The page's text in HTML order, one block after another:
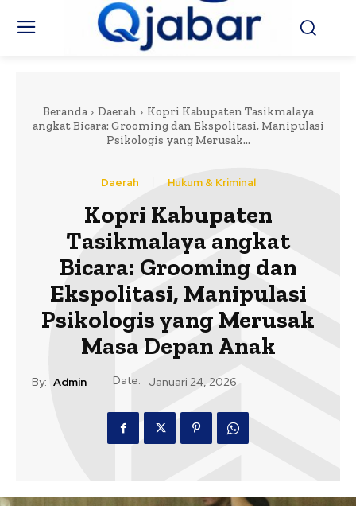
Beranda Daerah
Kopri Kabupaten Tasikmalaya
angkat Bicara: Grooming dan Ekspolitasi, Manipulasi
Psikologis yang Merusak...
Daerah Hukum & Kriminal
Kopri Kabupaten
Tasikmalaya angkat
Bicara: Grooming dan
Ekspolitasi, Manipulasi
Psikologis yang Merusak
Masa Depan Anak
By: Admin Date: Januari 24, 2026